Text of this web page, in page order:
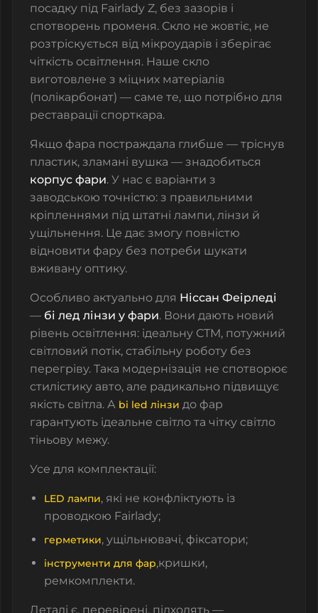
посадку під Fairlady Z, без зазорів і
спотворень променя. Скло не жовтіє, не
розтріскується від мікроударів і зберігає
чіткість освітлення. Наше скло
виготовлене з міцних матеріалів
(полікарбонат) — саме те, що потрібно для
реставрації спорткара.
Якщо фара постраждала глибше — тріснув
пластик, зламані вушка — знадобиться
корпус фари. У нас є варіанти з
заводською точністю: з правильними
кріпленнями під штатні лампи, лінзи й
ущільнення. Це дає змогу повністю
відновити фару без потреби шукати
вживану оптику.
Особливо актуально для Ніссан Феірледі
— бі лед лінзи у фари. Вони дають новий
рівень освітлення: ідеальну СТМ, потужний
світловий потік, стабільну роботу без
перегріву. Така модернізація не спотворює
стилістику авто, але радикально підвищує
якість світла. А bi led лінзи до фар
гарантують ідеальне світло та чітку світло
тіньову межу.
Усе для комплектації:
LED лампи, які не конфліктують із
проводкою Fairlady;
герметики, ущільнювачі, фіксатори;
інструменти для фар,кришки,
ремкомплекти.
Деталі є, перевірені, підходять —